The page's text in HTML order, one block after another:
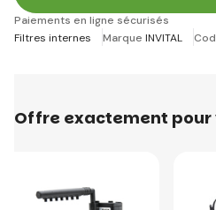
Paiements en ligne sécurisés
Filtres internes
Marque INVITAL
Offre exactement pour